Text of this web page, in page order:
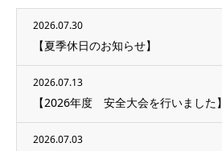
2026.07.30
【夏季休日のお知らせ】
2026.07.13
【2026年度 安全大会を行いました】
2026.07.03